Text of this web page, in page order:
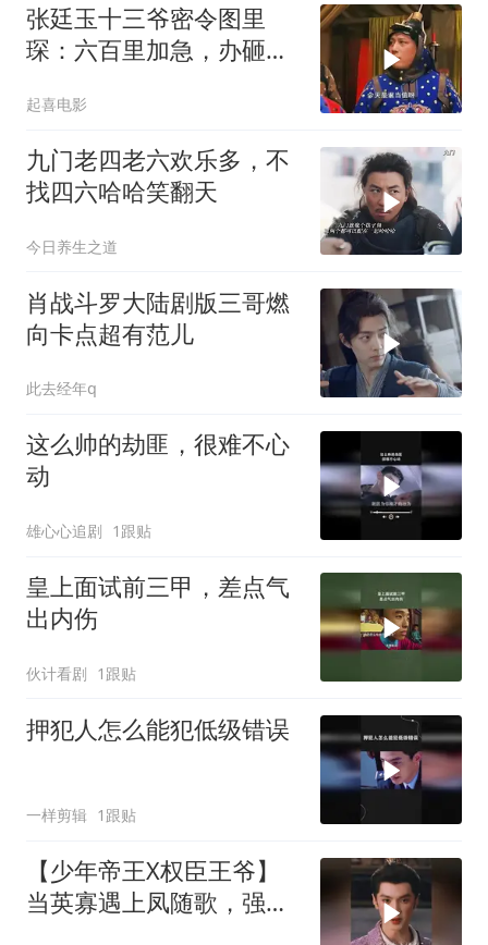
张廷玉十三爷密令图里
琛：六百里加急，办砸提
起喜电影
九门老四老六欢乐多，不
找四六哈哈笑翻天
今日养生之道
肖战斗罗大陆剧版三哥燃
向卡点超有范儿
此去经年q
这么帅的劫匪，很难不心
动
雄心心追剧 1跟贴
皇上面试前三甲，差点气
出内伤
伙计看剧 1跟贴
押犯人怎么能犯低级错误
一样剪辑 1跟贴
【少年帝王X权臣王爷】
当英寡遇上凤随歌，强强